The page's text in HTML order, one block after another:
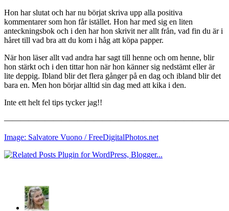
Hon har slutat och har nu börjat skriva upp alla positiva
kommentarer som hon får istället. Hon har med sig en liten
anteckningsbok och i den har hon skrivit ner allt från, vad fin du är i
håret till vad bra att du kom i håg att köpa papper.
När hon läser allt vad andra har sagt till henne och om henne, blir
hon stärkt och i den tittar hon när hon känner sig nedstämt eller är
lite deppig. Ibland blir det flera gånger på en dag och ibland blir det
bara en. Men hon börjar alltid sin dag med att kika i den.
Inte ett helt fel tips tycker jag!!
Image: Salvatore Vuono / FreeDigitalPhotos.net